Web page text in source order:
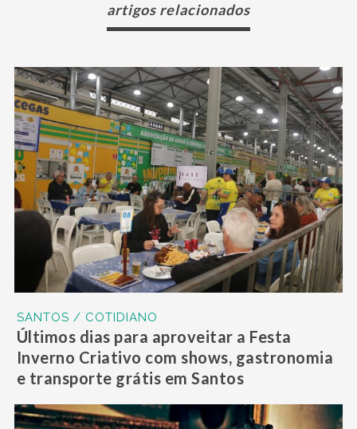
artigos relacionados
SANTOS / COTIDIANO
Últimos dias para aproveitar a Festa
Inverno Criativo com shows, gastronomia
e transporte grátis em Santos